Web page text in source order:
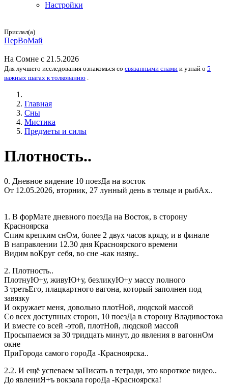
Настройки
Прислал(а)
ПерВоМай
На Сомне с 21.5.2026
Для лучшего исследования ознакомься со связанными снами и узнай о 5
важных шагах к толкованию .
Главная
Сны
Мистика
Предметы и силы
Плотность..
0. Дневное видение 10 поезДа на восток
От 12.05.2026, вторник, 27 лунный день в тельце и рыбАх..
1. В форМате дневного поезДа на Восток, в сторону
Красноярска
Спим крепким снОм, более 2 двух часов кряду, и в финале
В направлении 12.30 дня Красноярского времени
Видим воКруг себя, во сне -как наяву..
2. Плотность..
ПлотнуЮ+у, живуЮ+у, безликуЮ+у массу полного
3 третьЕго, плацкартного вагона, который заполнен под
завязку
И окружает меня, довольно плотНой, людской массой
Со всех доступных сторон, 10 поезДа в сторону Владивостока
И вместе со всей -этой, плотНой, людской массой
Просыпаемся за 30 тридцать минут, до явления в вагоннОм
окне
ПриГорода самого гороДа -Красноярска..
2.2. И ещё успеваем заПисать в тетради, это короткое видео..
До явлениЯ+ъ вокзала гороДа -Красноярска!